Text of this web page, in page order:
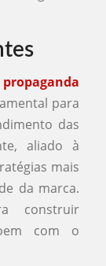
para
das
aliado à
mais
da marca.
construir
com o